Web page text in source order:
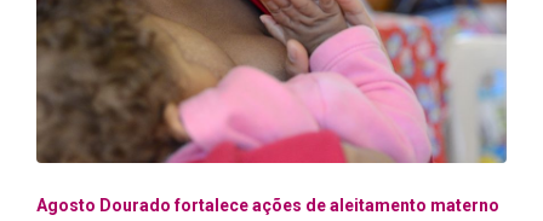
Agosto Dourado fortalece ações de aleitamento materno